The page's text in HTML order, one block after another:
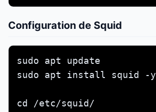
Configuration de Squid
sudo apt update
sudo apt install squid -y
cd /etc/squid/